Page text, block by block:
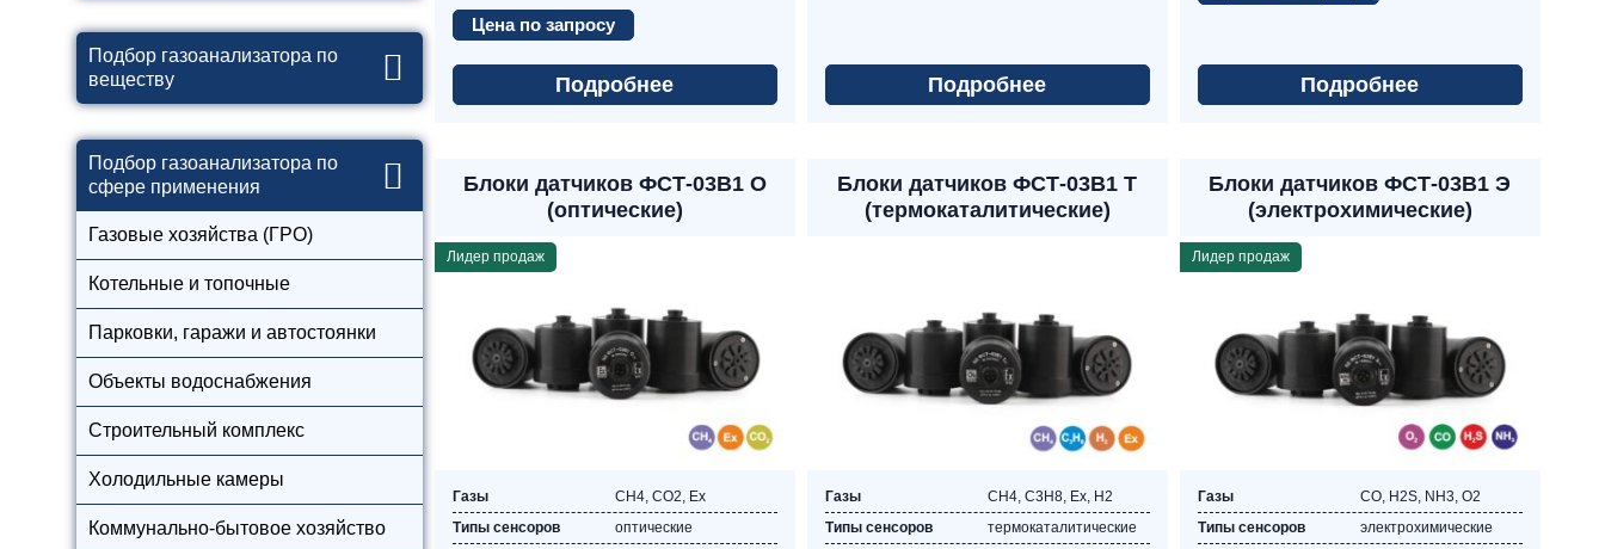
Подбор газоанализатора по
веществу
Подбор газоанализатора по
сфере применения
Газовые хозяйства (ГРО)
Котельные и топочные
Парковки, гаражи и автостоянки
Объекты водоснабжения
Строительный комплекс
Холодильные камеры
Коммунально-бытовое хозяйство
Цена по запросу
Подробнее Подробнее Подробнее
Блоки датчиков ФСТ-03В1 О
(оптические)
Лидер продаж
Газы
CH4, СО2, Ех
Типы сенсоров
оптические
Блоки датчиков ФСТ-03В1 Т
(термокаталитические)
Газы
CH4, C3Н8, Ех, Н2
Типы сенсоров
термокаталитические
Блоки датчиков ФСТ-03В1 Э
(электрохимические)
Лидер продаж
Газы
CO, Н2S, NH3, O2
Типы сенсоров
электрохимические